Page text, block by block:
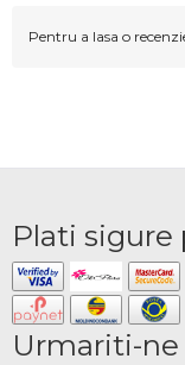
Pentru a lasa o
Plati sigure
Urmariti-ne